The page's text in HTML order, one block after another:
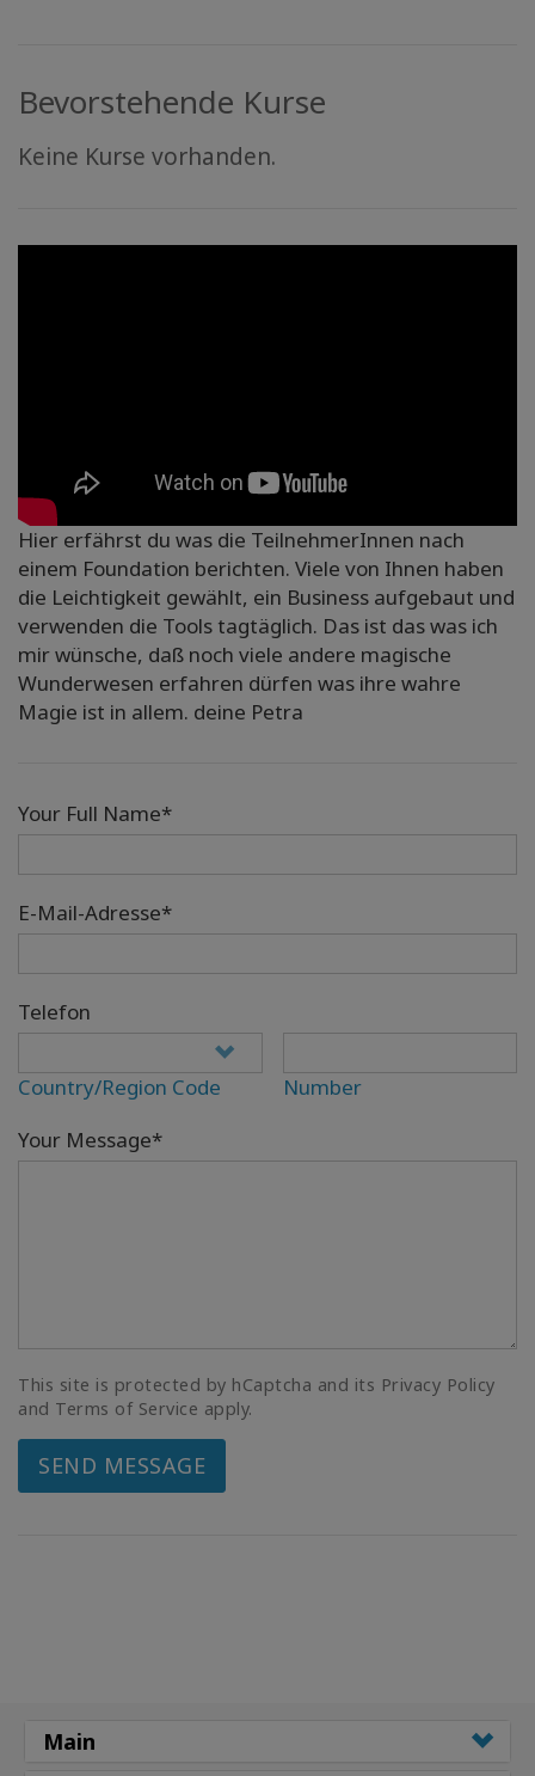
Bevorstehende Kurse
Keine Kurse vorhanden.
Hier erfährst du was die TeilnehmerInnen nach
einem Foundation berichten. Viele von Ihnen haben
die Leichtigkeit gewählt, ein Business aufgebaut und
verwenden die Tools tagtäglich. Das ist das was ich
mir wünsche, daß noch viele andere magische
Wunderwesen erfahren dürfen was ihre wahre
Magie ist in allem. deine Petra
Your Full Name*
E-Mail-Adresse*
Telefon
Country/Region Code
Number
Your Message*
This site is protected by hCaptcha and its Privacy Policy
and Terms of Service apply.
SEND MESSAGE
Main